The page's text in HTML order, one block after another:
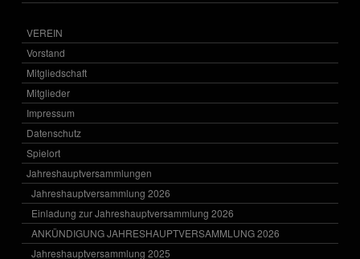
VEREIN
Vorstand
Mitgliedschaft
Mitglieder
Impressum
Datenschutz
Spielort
Jahreshauptversammlungen
Jahreshauptversammlung 2026
Einladung zur Jahreshauptversammlung 2026
ANKÜNDIGUNG JAHRESHAUPTVERSAMMLUNG 2026
Jahreshauptversammlung 2025